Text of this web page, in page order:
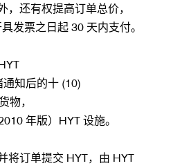
还有权提高订单总价，
发票之日起 30 天内支付。
知后的十 (10)
物，
年版）HYT 设施。
将订单提交 HYT，由 HYT